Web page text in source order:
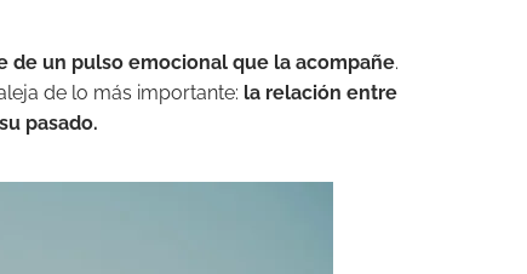
de un pulso emocional que la acompañe.
de lo más importante: la relación entre
pasado.